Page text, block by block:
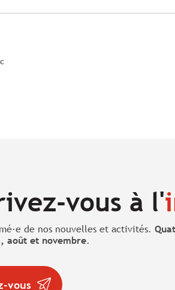
vous à l'
de nos nouvelles et activités.
août et novembre.
vous